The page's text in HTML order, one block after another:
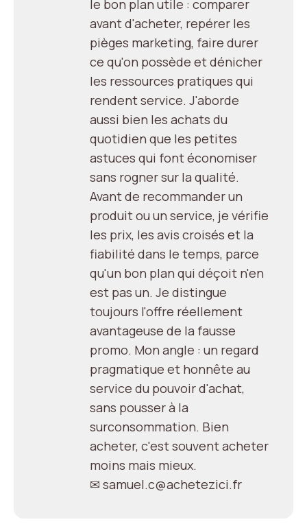
le bon plan utile : comparer
avant d'acheter, repérer les
pièges marketing, faire durer
ce qu'on possède et dénicher
les ressources pratiques qui
rendent service. J'aborde
aussi bien les achats du
quotidien que les petites
astuces qui font économiser
sans rogner sur la qualité.
Avant de recommander un
produit ou un service, je vérifie
les prix, les avis croisés et la
fiabilité dans le temps, parce
qu'un bon plan qui déçoit n'en
est pas un. Je distingue
toujours l'offre réellement
avantageuse de la fausse
promo. Mon angle : un regard
pragmatique et honnête au
service du pouvoir d'achat,
sans pousser à la
surconsommation. Bien
acheter, c'est souvent acheter
moins mais mieux.
✉ samuel.c@achetezici.fr